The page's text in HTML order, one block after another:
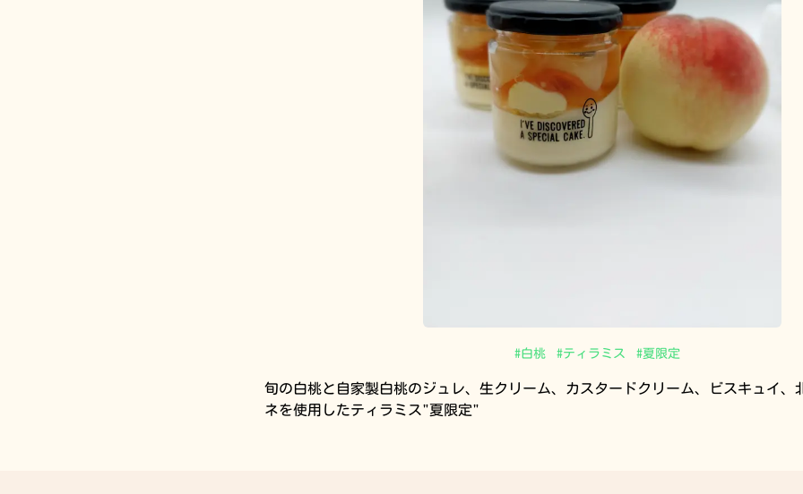
#白桃 #ティラミス #夏限定
旬の白桃と自家製白桃のジュレ、生クリーム、カスタードクリーム、ビスキュイ、
ネを使用したティラミス"夏限定"